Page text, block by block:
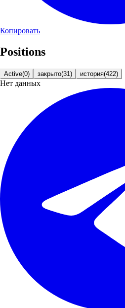
Копировать
Positions
Active(0) закрыто(31) история(422)
Нет данных